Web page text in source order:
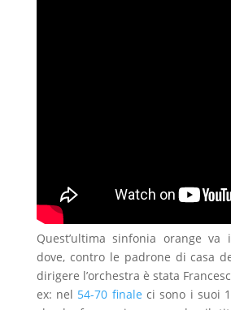
Quest’ultima sinfonia orange va
dove, contro le padrone di casa
dirigere l’orchestra è stata
ex: nel 54-70 finale ci sono i suoi